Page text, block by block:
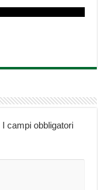
I campi obbligatori